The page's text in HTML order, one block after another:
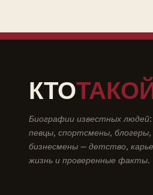
КТО
Биографии известных
певцы, спортсмены,
бизнесмены — детство,
жизнь и проверенные факты.